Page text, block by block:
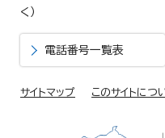
く）
電話番号一覧表
サイトマップ このサイトにつ